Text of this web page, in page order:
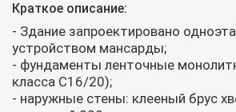
Краткое описание:
- Здание запроектировано
устройством мансарды;
- фундаменты ленточные
класса С16/20);
- наружные стены: клееный брус